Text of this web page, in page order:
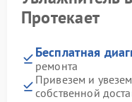
Протекает
Бесплатная
ремонта
Привезем и
собственной